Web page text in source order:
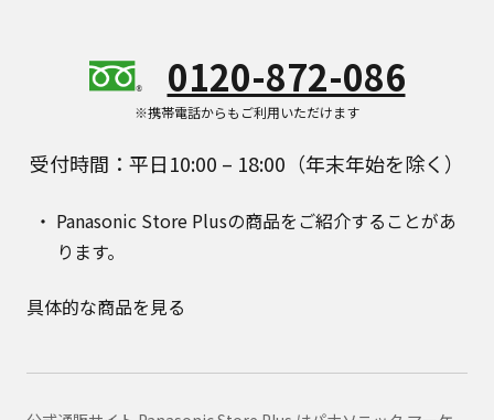
0120-872-086
※携帯電話からもご利用いただけます
受付時間：平日10:00 – 18:00（年末年始を除く）
Panasonic Store Plusの商品をご紹介することがあ
ります。
具体的な商品を見る